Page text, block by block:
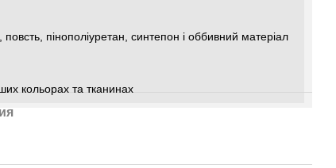
пінополіуретан, синтепон і оббивний матеріал
кольорах та тканинах